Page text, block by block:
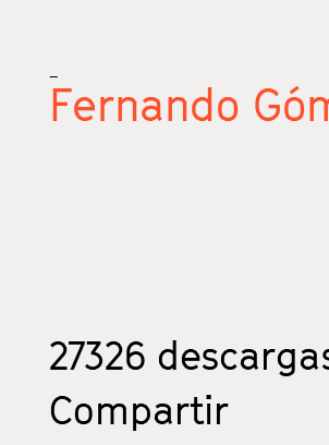
_
Fernando
27326
Compartir